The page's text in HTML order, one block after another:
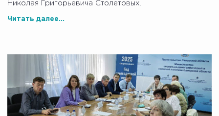
Николая Григорьевича Столетовых.
Читать далее...